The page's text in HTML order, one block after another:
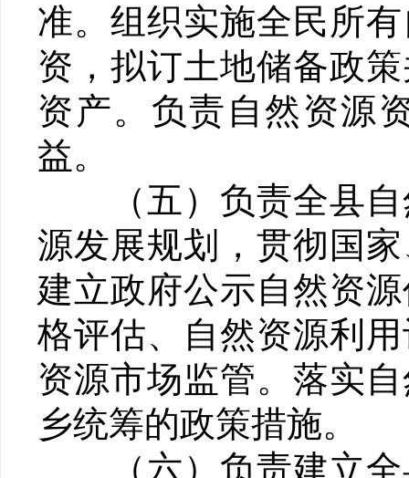
准。组织实施全民所
资，拟订土地储备政
资产。负责自然资源
益。
（五）负责全县自
源发展规划，贯彻国
建立政府公示自然资
格评估、自然资源利
资源市场监管。落实
乡统筹的政策措施。
（六）负责建立全